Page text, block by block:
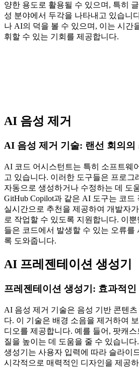
양한 용도로 활용될 수 있으며, 특히
성 분야에서 두각을 나타내고 있습니
나 AI의 덕을 볼 수 있으며, 이는 시간
휘할 수 있는 기회를 제공합니다.
AI 음성 제거
AI 음성 제거 기술: 랜선 회의의
AI 코드 어시스턴트는 특히 소프트웨
고 있습니다. 이러한 도구들은 프로그
자동으로 생성하거나 수정하는 데 도
GitHub Copilot과 같은 AI 도구는 코드
실시간으로 추천을 제공하여 개발자
로 작업할 수 있도록 지원합니다. 이
들은 코드에서 발생할 수 있는 오류를
록 도와줍니다.
AI 프레젠테이션 생성기
프레젠테이션 생성기: 효과적
AI 음성 제거 기술은 음성 기반 콘텐츠
다. 이 기술은 배경 소음을 제거하여
디오를 제공합니다. 예를 들어, 팟캐
질을 높이는 데 도움을 줄 수 있습니
생성기는 사용자 입력에 따라 슬라이
시각적으로 매력적인 디자인을 제공